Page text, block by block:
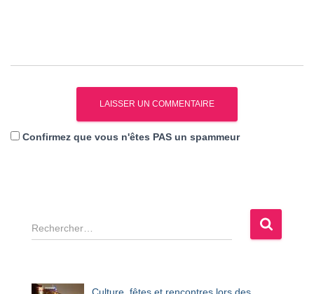
Confirmez que vous n'êtes PAS un spammeur
R
e
e
Culture, fêtes et rencontres lors des